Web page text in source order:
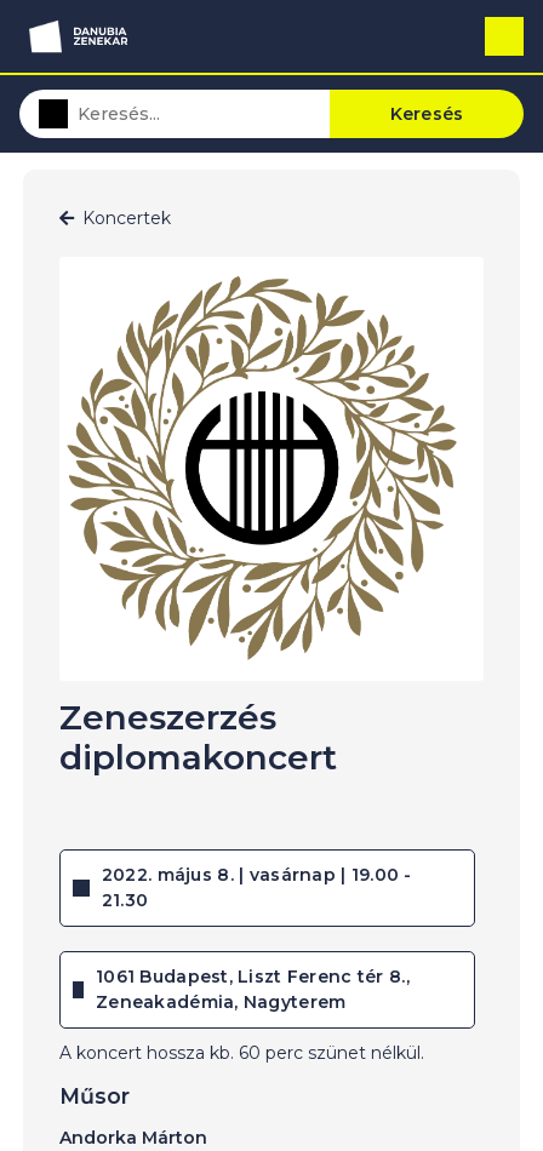
Keresés
Koncertek
Zeneszerzés
diplomakoncert
2022. május 8. | vasárnap | 19.00 -
21.30
1061 Budapest, Liszt Ferenc tér 8.,
Zeneakadémia, Nagyterem
A koncert hossza kb. 60 perc szünet nélkül.
Műsor
Andorka Márton